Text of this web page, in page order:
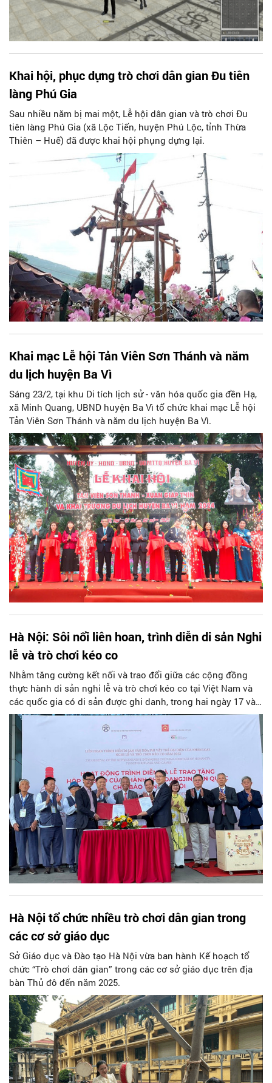
Khai hội, phục dựng trò chơi dân gian Đu tiên
làng Phú Gia
Sau nhiều năm bị mai một, Lễ hội dân gian và trò chơi Đu
tiên làng Phú Gia (xã Lộc Tiến, huyện Phú Lộc, tỉnh Thừa
Thiên – Huế) đã được khai hội phụng dựng lại.
Khai mạc Lễ hội Tản Viên Sơn Thánh và năm
du lịch huyện Ba Vì
Sáng 23/2, tại khu Di tích lịch sử - văn hóa quốc gia đền Hạ,
xã Minh Quang, UBND huyện Ba Vì tổ chức khai mạc Lễ hội
Tản Viên Sơn Thánh và năm du lịch huyện Ba Vì.
Hà Nội: Sôi nổi liên hoan, trình diễn di sản Nghi
lễ và trò chơi kéo co
Nhằm tăng cường kết nối và trao đổi giữa các cộng đồng
thực hành di sản nghi lễ và trò chơi kéo co tại Việt Nam và
các quốc gia có di sản được ghi danh, trong hai ngày 17 và
18/11/2023, Sở VH&TT Hà Nội phối hợp với Hội Di sản Văn
hóa Việt Nam và quận Long Biên tổ chức Liên hoan, trình
diễn di sản văn hóa phi vật thể đại diện nhân loại Nghi lễ và
trò chơi kéo co năm 2023.
Hà Nội tổ chức nhiều trò chơi dân gian trong
các cơ sở giáo dục
Sở Giáo dục và Đào tạo Hà Nội vừa ban hành Kế hoạch tổ
chức “Trò chơi dân gian” trong các cơ sở giáo dục trên địa
bàn Thủ đô đến năm 2025.